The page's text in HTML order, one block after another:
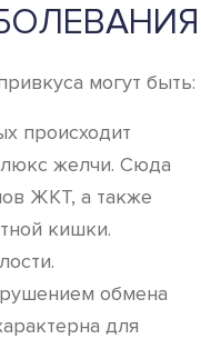
могут быть:
происходит
желчи. Сюда
ЖКТ, а также
кишки.
обмена
для